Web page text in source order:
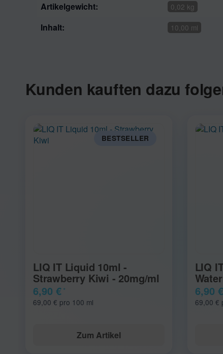
Artikelgewicht: 0,02 kg
Inhalt: 10,00 ml
Kunden kauften dazu
BESTSELLER
LIQ IT Liquid 10ml -
Strawberry Kiwi - 20mg/ml
6,90 €*
69,00 € pro 100 ml
Zum Artikel
LIQ
6,90
69,00 €